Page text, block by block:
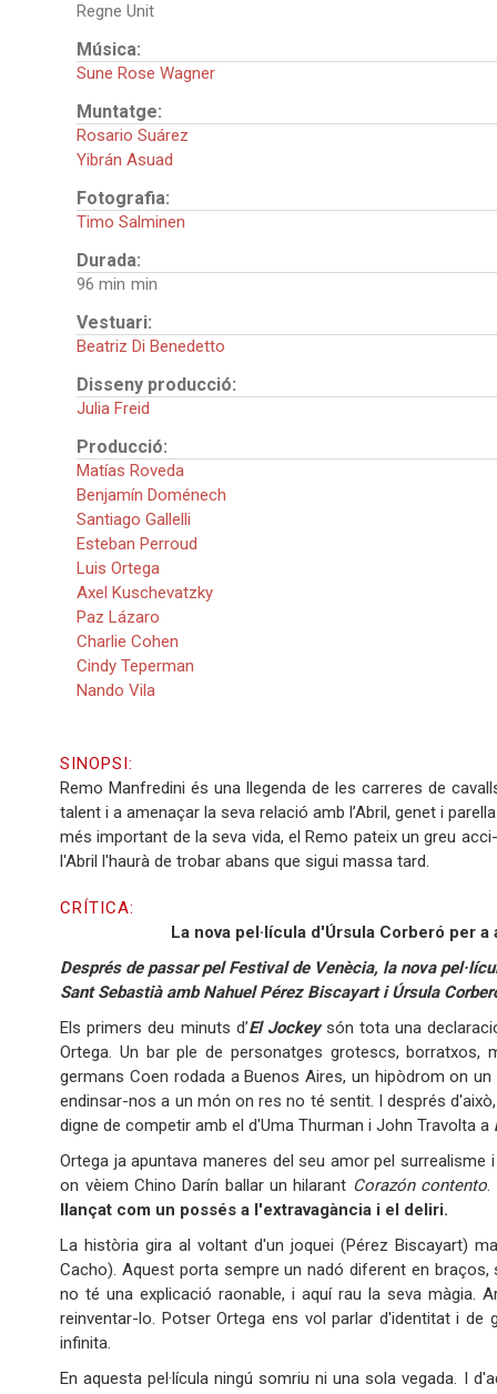
Regne Unit
Música:
Sune Rose Wagner
Muntatge:
Rosario Suárez
Yibrán Asuad
Fotografia:
Timo Salminen
Durada:
96 min
Vestuari:
Beatriz Di Benedetto
Disseny producció:
Julia Freid
Producció:
Matías Roveda
Benjamín Doménech
Santiago Gallelli
Esteban Perroud
Luis Ortega
Axel Kuschevatzky
Paz Lázaro
Charlie Cohen
Cindy Teperman
Nando Vila
SINOPSI:
Remo Manfredini és una llegenda de les carreres de
talent i a amenaçar la seva relació amb l’Abril, genet i
més important de la seva vida, el Remo pateix un greu
l'Abril l'haurà de trobar abans que sigui massa tard.
CRÍTICA:
La nova pel·lícula d'Úrsula Corberó per
Després de passar pel Festival de Venècia, la nova
Sant Sebastià amb Nahuel Pérez Biscayart i Úrsula
Els primers deu minuts d’El Jockeysón tota una
Ortega. Un bar ple de personatges grotescs, borratxos,
germans Coen rodada a Buenos Aires, un hipòdrom on
endinsar-nos a un món on res no té sentit. I després
digne de competir amb el d'Uma Thurman i John Travolta a
Ortega ja apuntava maneres del seu amor pel
on vèiem Chino Darín ballar un hilarant Corazón contento.
llançat com un possés a l'extravagància i el deliri.
La història gira al voltant d'un joquei (Pérez Biscayart)
Cacho). Aquest porta sempre un nadó diferent en
no té una explicació raonable, i aquí rau la seva màgia.
reinventar-lo. Potser Ortega ens vol parlar d'identitat i
infinita.
En aquesta pel·lícula ningú somriu ni una sola vegada. I